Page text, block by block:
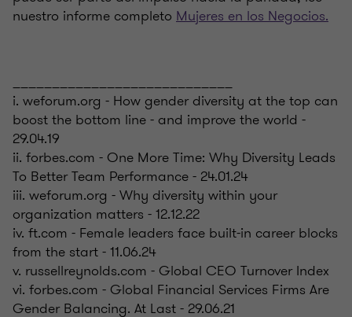
nuestro informe completo Mujeres en los Negocios.
____________________________
i. weforum.org - How gender diversity at the top can
boost the bottom line - and improve the world -
29.04.19
ii. forbes.com - One More Time: Why Diversity Leads
To Better Team Performance - 24.01.24
iii. weforum.org - Why diversity within your
organization matters - 12.12.22
iv. ft.com - Female leaders face built-in career blocks
from the start - 11.06.24
v. russellreynolds.com - Global CEO Turnover Index
vi. forbes.com - Global Financial Services Firms Are
Gender Balancing. At Last - 29.06.21